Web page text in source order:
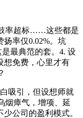
率超标……这些都是
扬率仅0.02%。坑
最典范的套。4. 设
想免费，心里才有
吸引，但设想师就
烟瘴气，增项、延
公司的盈利模式。